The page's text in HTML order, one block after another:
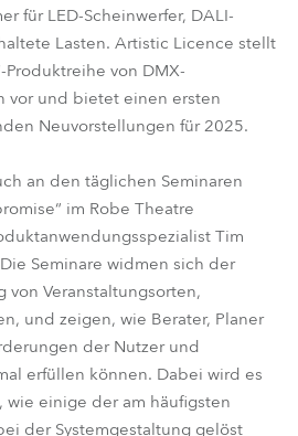
für LED-Scheinwerfer, DALI-
Lasten. Artistic Licence stellt
Produktreihe von DMX-
vor und bietet einen ersten
Neuvorstellungen für 2025.
an den täglichen Seminaren
im Robe Theatre
Tim
Seminare widmen sich der
von Veranstaltungsorten,
und zeigen, wie Berater, Planer
der Nutzer und
erfüllen können. Dabei wird es
wie einige der am häufigsten
der Systemgestaltung gelöst